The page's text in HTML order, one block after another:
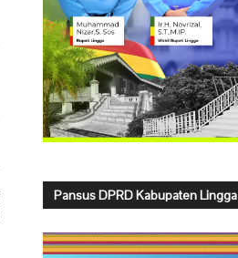
Pansus DPRD Kabupaten Lingga